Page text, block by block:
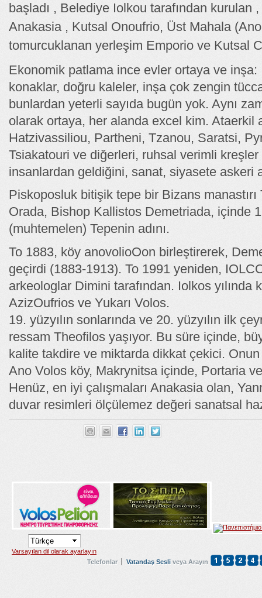
başladı , Belediye Iolkou tarafından kurulan
Anakasia , Kutsal Onoufrio, Üst Mahala
tomurcuklanan yerleşim Emporio ve Kutsal
Ekonomik patlama ince evler ortaya ve inşa:
konaklar, doğru kaleler, inşa çok zengin
bunlardan yeterli sayıda bugün yok. Aynı
olarak ortaya, her alanda excel kim. Ataerkil
Hatzivassiliou, Partheni, Tzanou, Saratsi,
Tsiakatouri ve diğerleri, ruhsal verimli
insanlardan geldiğini, sanat, siyasete askeri
Piskoposluk bitişik tepe bir Bizans manastırı
Orada, Bishop Kallistos Demetriada, içinde
(muhtemelen) Tepenin adını.
Το 1883, köy anovolioOon birleştirerek,
geçirdi (1883-1913). Το 1991 yeniden,
arkeologlar Dimini tarafından. Iolkos yılında
AzizOufrios ve Yukarı Volos.
19. yüzyılın sonlarında ve 20. yüzyılın ilk
ressam Theofilos yaşıyor. Bu süre içinde,
kalite takdire ve miktarda dikkat çekici. Onun
Ano Volos köy, Makrynitsa içinde, Portaria
Henüz, en iyi çalışmaları Anakasia olan,
duvar resimleri ölçülemez değeri sanatsal
Varsayılan dil olarak ayarlayın
Telefonlar
Vatandaş Sesli veya Arayın